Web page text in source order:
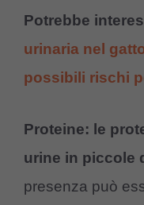
Potrebbe
urinaria nel
possibili rischi
Proteine: le
urine in piccole
presenza può